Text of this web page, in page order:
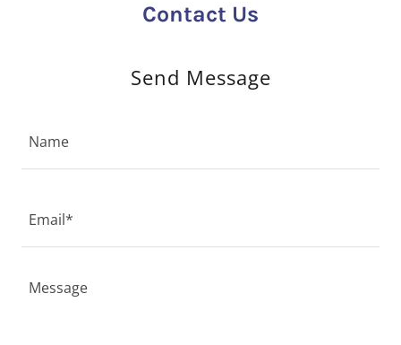
Contact Us
Send Message
Name
Email*